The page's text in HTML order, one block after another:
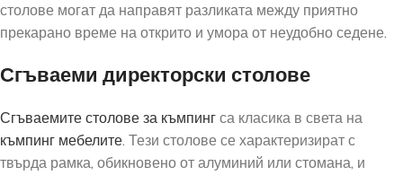
столове могат да направят разликата между приятно
прекарано време на открито и умора от неудобно седене.
Сгъваеми директорски столове
Сгъваемите столове за къмпинг са класика в света на
къмпинг мебелите. Тези столове се характеризират с
твърда рамка, обикновено от алуминий или стомана, и